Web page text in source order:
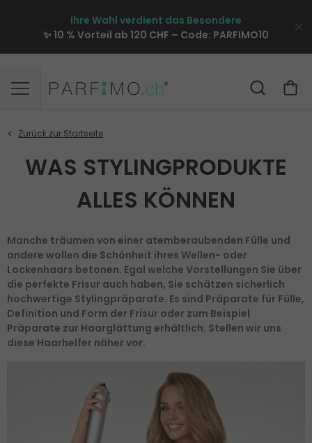
Ihre Wahl verdient das Besondere
✨ 10 % Vorteil ab 120 CHF – Code: PARFIMO10
WAS STYLINGPRODUKTE
ALLES KÖNNEN
Manche träumen von einer atemberaubenden Fülle und
andere wollen die Schönheit ihres Wellen- oder
Lockenhaars betonen. Egal welche Vorstellungen Sie über
die perfekte Frisur auch haben, Sie schätzen sicherlich
hochwertige Stylingpräparate. Es sind Präparate für Fülle,
Definition und Form der Frisur oder zum Beispiel
Präparate zur Haarglättung erhältlich. Stellen wir uns
diese Haarhelfer näher vor.